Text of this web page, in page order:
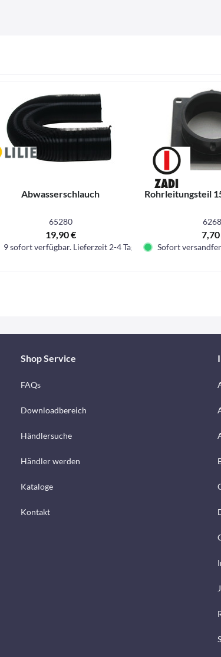
Abwasserschlauch
65280
19,90 €
9 sofort verfügbar. Lieferzeit 2-4 Tage.
Rohrleitungsteil
Sofort
Shop Service
FAQs
Downloadbereich
Händlersuche
Händler werden
Kataloge
Kontakt